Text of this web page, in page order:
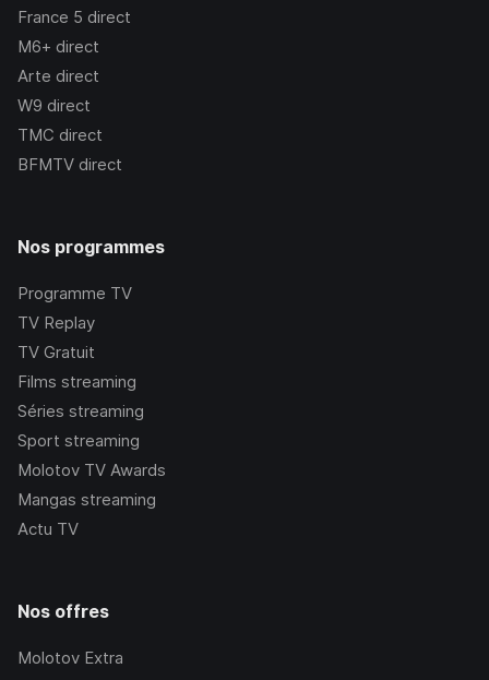
France 5 direct
M6+ direct
Arte direct
W9 direct
TMC direct
BFMTV direct
Nos programmes
Programme TV
TV Replay
TV Gratuit
Films streaming
Séries streaming
Sport streaming
Molotov TV Awards
Mangas streaming
Actu TV
Nos offres
Molotov Extra